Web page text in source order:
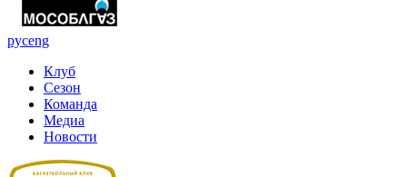
русeng
Клуб
Сезон
Команда
Медиа
Новости